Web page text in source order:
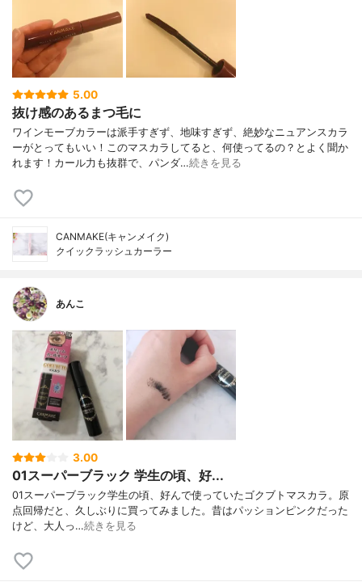
5.00
抜け感のあるまつ毛に
ワインモーブカラーは派手すぎず、地味すぎず、絶妙なニュアンスカラ
ーがとってもいい！このマスカラしてると、何使ってるの？とよく聞か
れます！カール力も抜群で、パンダ…続きを見る
CANMAKE(キャンメイク)
クイックラッシュカーラー
あんこ
3.00
01スーパーブラック 学生の頃、好...
01スーパーブラック学生の頃、好んで使っていたゴクブトマスカラ。原
点回帰だと、久しぶりに買ってみました。昔はパッションピンクだった
けど、大人っ…続きを見る